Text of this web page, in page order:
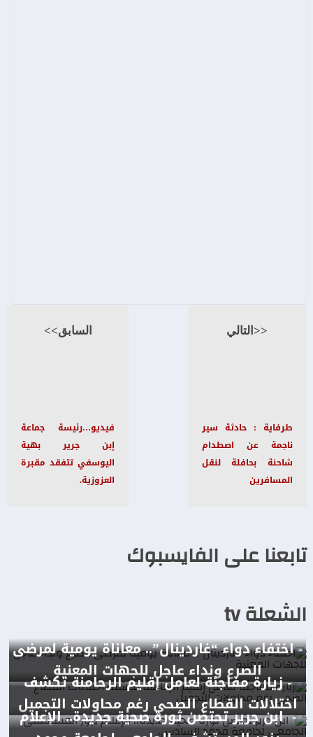
السابق>>
فيديو…رئيسة جماعة
إبن جرير بهية
اليوسفي تتفقد مقبرة
العزوزية.
<<التالي
طرفاية : حادثة سير
ناجمة عن اصطدام
شاحنة بحافلة لنقل
المسافرين
تابعنا على الفايسبوك
الشعلة tv
- اختفاء دواء “غاردينال”.. معاناة يومية لمرضى
الصرع ونداء عاجل للجهات المعنية
- زيارة مفاجئة لعامل إقليم الرحامنة تكشف
اختلالات القطاع الصحي رغم محاولات التجميل
- ابن جرير تحتضن ثورة صحية جديدة.. الإعلام